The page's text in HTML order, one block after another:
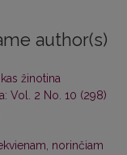
author(s)
žinotina
Vol. 2 No. 10 (298)
norinčiam